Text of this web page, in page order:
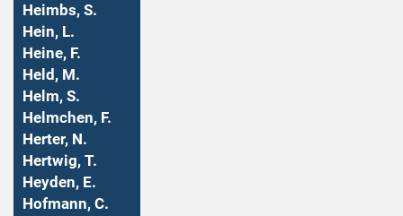
Heimbs, S.
Hein, L.
Heine, F.
Held, M.
Helm, S.
Helmchen, F.
Herter, N.
Hertwig, T.
Heyden, E.
Hofmann, C.